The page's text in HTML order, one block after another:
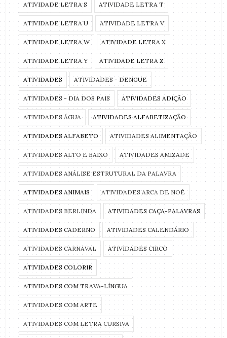
ATIVIDADE LETRA S ATIVIDADE LETRA T
ATIVIDADE LETRA U ATIVIDADE LETRA V
ATIVIDADE LETRA W ATIVIDADE LETRA X
ATIVIDADE LETRA Y ATIVIDADE LETRA Z
ATIVIDADES ATIVIDADES - DENGUE
ATIVIDADES - DIA DOS PAIS ATIVIDADES ADIÇÃO
ATIVIDADES ÁGUA ATIVIDADES ALFABETIZAÇÃO
ATIVIDADES ALFABETO ATIVIDADES ALIMENTAÇÃO
ATIVIDADES ALTO E BAIXO ATIVIDADES AMIZADE
ATIVIDADES ANÁLISE ESTRUTURAL DA PALAVRA
ATIVIDADES ANIMAIS ATIVIDADES ARCA DE NOÉ
ATIVIDADES BERLINDA ATIVIDADES CAÇA-PALAVRAS
ATIVIDADES CADERNO ATIVIDADES CALENDÁRIO
ATIVIDADES CARNAVAL ATIVIDADES CIRCO
ATIVIDADES COLORIR
ATIVIDADES COM TRAVA-LÍNGUA
ATIVIDADES COM ARTE
ATIVIDADES COM LETRA CURSIVA